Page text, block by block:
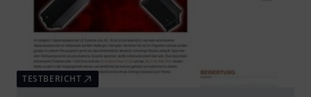
TESTBERICHT